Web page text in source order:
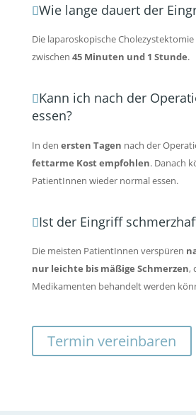
Wie lange dauert der
Die laparoskopische
zwischen 45 Minuten und 1 Stunde.
Kann ich nach der
essen?
In den ersten Tagen nach der
fettarme Kost empfohlen. Danach
PatientInnen wieder normal essen.
Ist der Eingriff
Die meisten PatientInnen verspüren
nur leichte bis mäßige Schmerzen,
Medikamenten behandelt werden
Termin vereinbaren